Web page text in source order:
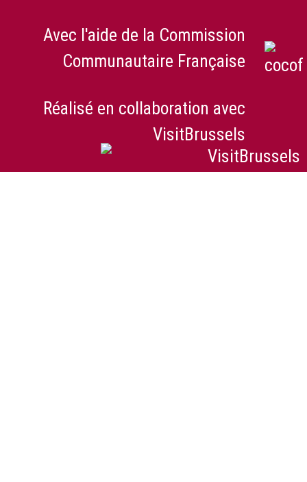
Avec l'aide de la Commission
Communautaire Française
Réalisé en collaboration avec
VisitBrussels